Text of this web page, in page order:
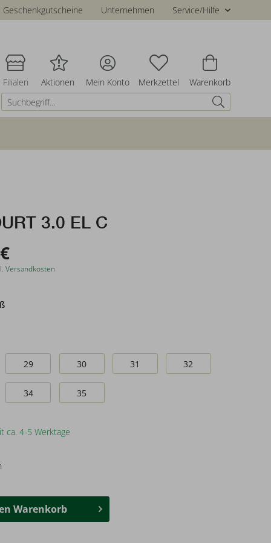
Geschenkgutscheine Unternehmen Service/Hilfe
Filialen Aktionen Mein Konto Merkzettel Warenkorb
3.0 EL C
Versandkosten
29 30 31 32
34 35
ca. 4-5 Werktage
Warenkorb